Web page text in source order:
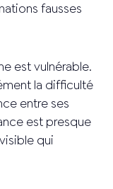
fausses
est vulnérable.
la difficulté
entre ses
est presque
qui